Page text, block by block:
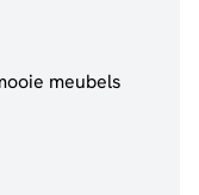
meubels